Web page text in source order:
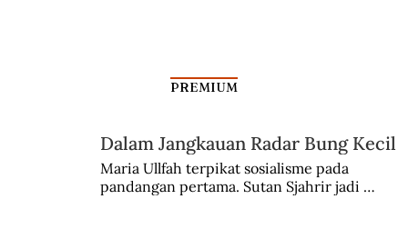
PREMIUM
Dalam Jangkauan Radar Bung Kecil
Maria Ullfah terpikat sosialisme pada
pandangan pertama. Sutan Sjahrir jadi